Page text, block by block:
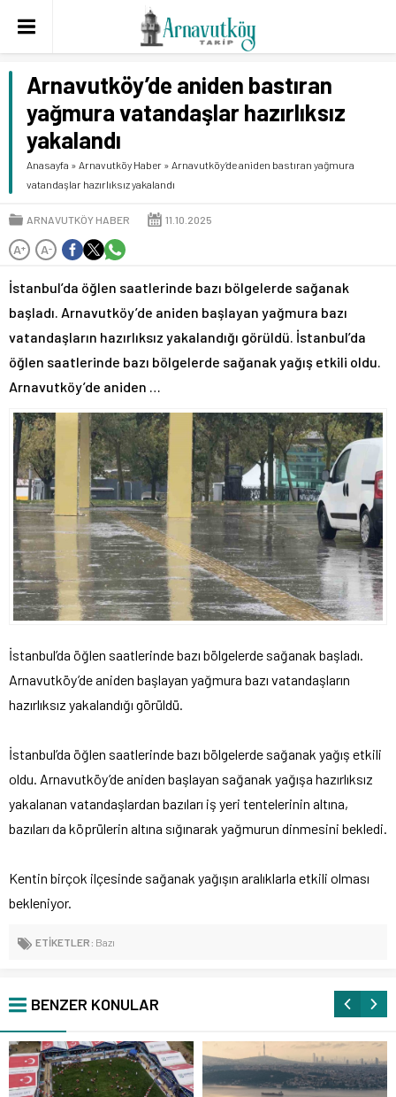
Arnavutköy’de aniden bastıran
yağmura vatandaşlar hazırlıksız
yakalandı
Anasayfa » Arnavutköy Haber » Arnavutköy’de aniden bastıran yağmura
vatandaşlar hazırlıksız yakalandı
ARNAVUTKÖY HABER 11.10.2025
A+ A-
İstanbul’da öğlen saatlerinde bazı bölgelerde sağanak
başladı. Arnavutköy’de aniden başlayan yağmura bazı
vatandaşların hazırlıksız yakalandığı görüldü. İstanbul’da
öğlen saatlerinde bazı bölgelerde sağanak yağış etkili oldu.
Arnavutköy’de aniden …
İstanbul’da öğlen saatlerinde bazı bölgelerde sağanak başladı.
Arnavutköy’de aniden başlayan yağmura bazı vatandaşların
hazırlıksız yakalandığı görüldü.
İstanbul’da öğlen saatlerinde bazı bölgelerde sağanak yağış etkili
oldu. Arnavutköy’de aniden başlayan sağanak yağışa hazırlıksız
yakalanan vatandaşlardan bazıları iş yeri tentelerinin altına,
bazıları da köprülerin altına sığınarak yağmurun dinmesini bekledi.
Kentin birçok ilçesinde sağanak yağışın aralıklarla etkili olması
bekleniyor.
ETİKETLER: Bazı
BENZER KONULAR